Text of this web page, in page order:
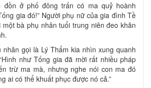
đồn ở phố đông trấn có ma quỷ hoành
gia đó!” Người phụ nữ của gia đình Tề
một bà phụ nhân tuổi trung niên đeo khăn
nhân gọi là Lý Thẩm kia nhìn xung quanh
như Tống gia đã mời rất nhiều pháp
trừ ma mà, nhưng nghe nói con ma đó
ai có thể khuất phục được nó cả.”